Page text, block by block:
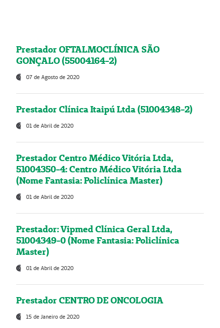
Prestador OFTALMOCLÍNICA SÃO
GONÇALO (55004164-2)
07 de Agosto de 2020
Prestador Clínica Itaipú Ltda (51004348-2)
01 de Abril de 2020
Prestador Centro Médico Vitória Ltda,
51004350-4: Centro Médico Vitória Ltda
(Nome Fantasia: Policlínica Master)
01 de Abril de 2020
Prestador: Vipmed Clínica Geral Ltda,
51004349-0 (Nome Fantasia: Policlínica
Master)
01 de Abril de 2020
Prestador CENTRO DE ONCOLOGIA
15 de Janeiro de 2020